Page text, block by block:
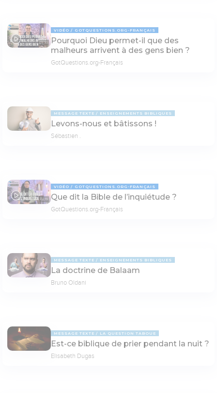
03:33
VIDÉO GOTQUESTIONS.ORG-FRANÇAIS
Pourquoi Dieu permet-il que des
malheurs arrivent à des gens bien ?
GotQuestions.org-Français
MESSAGE TEXTE ENSEIGNEMENTS BIBLIQUES
Levons-nous et bâtissons !
Sébastien .
02:19
VIDÉO GOTQUESTIONS.ORG-FRANÇAIS
Que dit la Bible de l’inquiétude ?
GotQuestions.org-Français
MESSAGE TEXTE ENSEIGNEMENTS BIBLIQUES
La doctrine de Balaam
Bruno Oldani
MESSAGE TEXTE LA QUESTION TABOUE
Est-ce biblique de prier pendant la nuit ?
Elisabeth Dugas